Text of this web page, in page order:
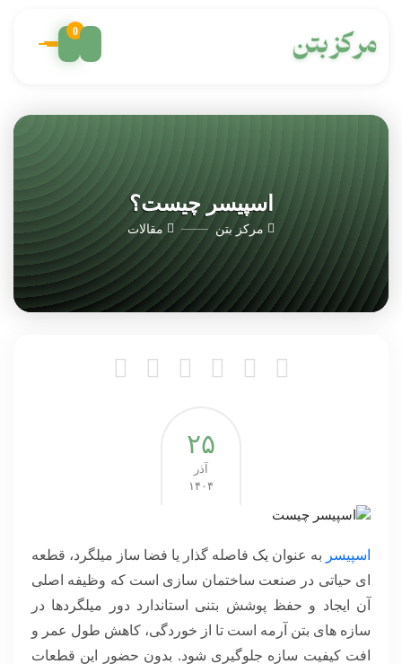
0
اسپیسر چیست؟
مرکز بتن مقالات
۲۵
آذر
۱۴۰۴
اسپیسر به عنوان یک فاصله گذار یا فضا ساز میلگرد، قطعه
ای حیاتی در صنعت ساختمان سازی است که وظیفه اصلی
آن ایجاد و حفظ پوشش بتنی استاندارد دور میلگردها در
سازه های بتن آرمه است تا از خوردگی، کاهش طول عمر و
افت کیفیت سازه جلوگیری شود. بدون حضور این قطعات